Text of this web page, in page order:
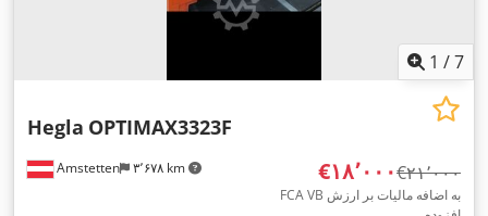
1 /7
Amstetten ۳٬۶۷۸ km
Hegla OPTIMAX3323F
‎€۱۸٬۰۰۰ ‎€۲۱٬۰۰۰
FCA VB به اضافه مالیات بر ارزش